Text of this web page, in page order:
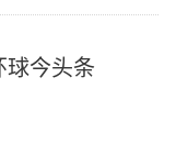
球今头条